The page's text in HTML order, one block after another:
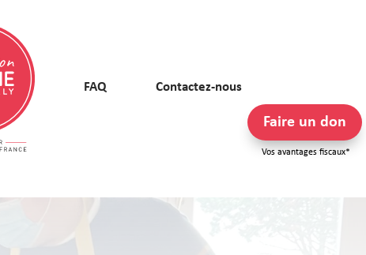
FAQ Contactez-nous
Faire un don
Vos avantages fiscaux*